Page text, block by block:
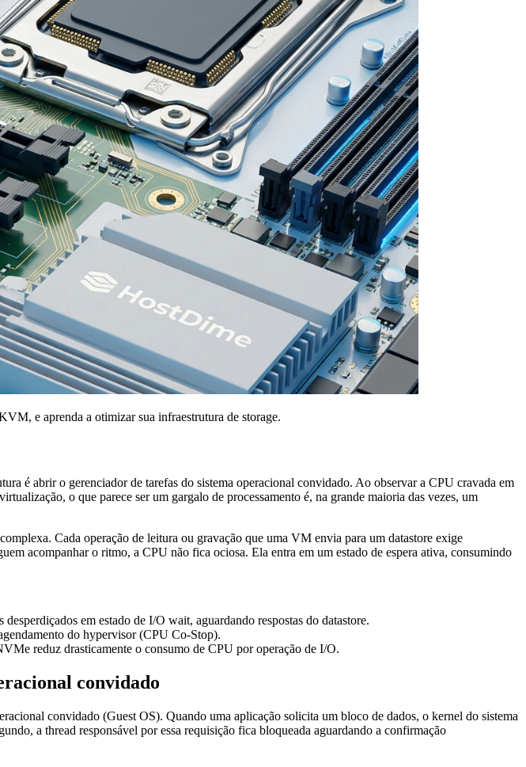
e aprenda a otimizar sua infraestrutura de storage.
é abrir o gerenciador de tarefas do sistema operacional convidado. Ao observar a CPU cravada em
o que parece ser um gargalo de processamento é, na grande maioria das vezes, um
Cada operação de leitura ou gravação que uma VM envia para um datastore exige
acompanhar o ritmo, a CPU não fica ociosa. Ela entra em um estado de espera ativa, consumindo
em estado de I/O wait, aguardando respostas do datastore.
do hypervisor (CPU Co-Stop).
reduz drasticamente o consumo de CPU por operação de I/O.
convidado
convidado (Guest OS). Quando uma aplicação solicita um bloco de dados, o kernel do sistema
a thread responsável por essa requisição fica bloqueada aguardando a confirmação